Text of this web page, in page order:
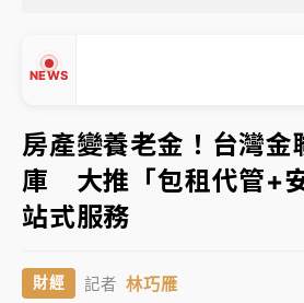
NEWS
中信慈善基金會想增加董事人數！
駁 理由曝光
故宮《龍藏經》特展第2檔！今線
周六起展出延長至晚上7時
台東農業處長涉圖利渡假村！東
押庭
父親節泡湯了！中颱白海豚雨彈
雨熱區曝
▼
房產變養老金！台灣金
庫 大推「包租代管+
站式服務
財經 記者 林巧雁